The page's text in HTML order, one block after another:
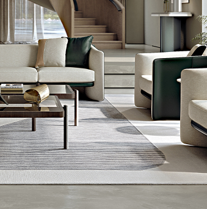
de Privacidad de Turri srl de conformidad con el
datos personales con la finalidad de recibir
the request for information
Copiar link
Whatsapp
contraseña. Para verlo, introduzca su
DESCARGAR